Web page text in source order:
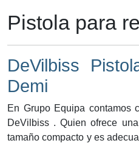
Pistola para
DeVilbiss
Demi
En Grupo Equipa contamos
DeVilbiss . Quien ofrece
tamaño compacto y es